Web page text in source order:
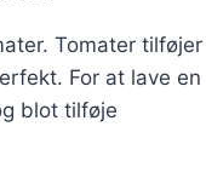
Tomater tilføjer
For at lave en
blot tilføje